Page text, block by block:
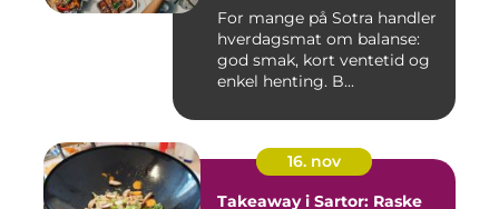
For mange på Sotra handler
hverdagsmat om balanse:
god smak, kort ventetid og
enkel henting. B...
16. nov
Takeaway i Sartor: Raske